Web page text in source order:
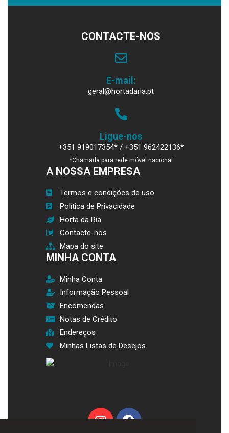
CONTACTE-NOS
E-mail:
geral@hortadaria.pt
Ligue-nos
+351 919017354* / +351 962422136*
*Chamada para rede móvel nacional
A NOSSA EMPRESA
Termos e condições de uso
Política de Privacidade
Horta da Ria
Contacte-nos
Mapa do site
MINHA CONTA
Minha Conta
Informação Pessoal
Encomendas
Notas de Crédito
Endereços
Minhas Listas de Desejos